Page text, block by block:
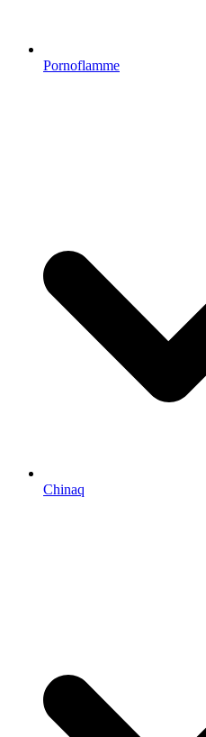
Pornoflamme
Chinaq